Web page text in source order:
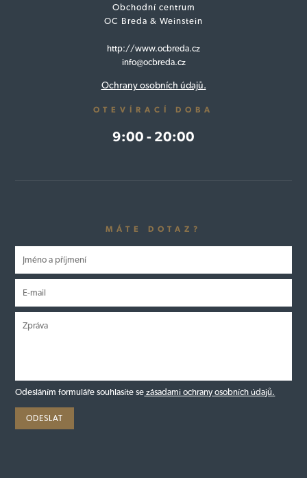
Obchodní centrum
OC Breda & Weinstein
http://www.ocbreda.cz
info@ocbreda.cz
Ochrany osobních údajů.
OTEVÍRACÍ DOBA
9:00 - 20:00
MÁTE DOTAZ?
Odesláním formuláře souhlasíte se zásadami ochrany osobních údajů.